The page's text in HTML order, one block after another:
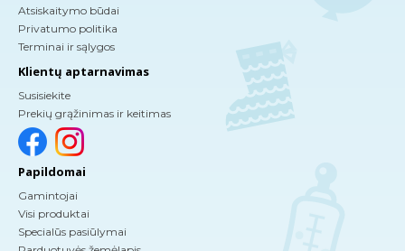
Atsiskaitymo būdai
Privatumo politika
Terminai ir sąlygos
Klientų aptarnavimas
Susisiekite
Prekių grąžinimas ir keitimas
Papildomai
Gamintojai
Visi produktai
Specialūs pasiūlymai